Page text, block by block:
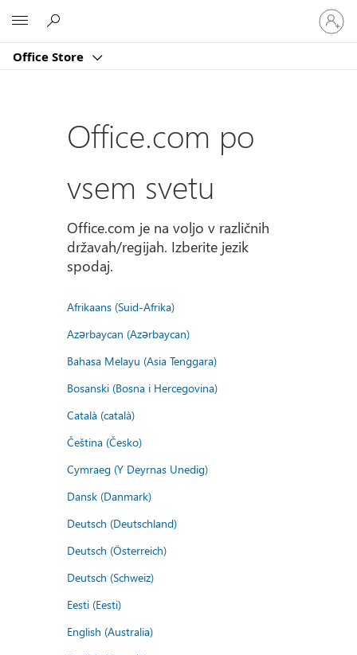
Office Store
Vpišite
se
v
račun
Office.com po
vsem svetu
Office.com je na voljo v različnih
državah/regijah. Izberite jezik
spodaj.
Afrikaans (Suid-Afrika)
Azərbaycan (Azərbaycan)
Bahasa Melayu (Asia Tenggara)
Bosanski (Bosna i Hercegovina)
Català (català)
Čeština (Česko)
Cymraeg (Y Deyrnas Unedig)
Dansk (Danmark)
Deutsch (Deutschland)
Deutsch (Österreich)
Deutsch (Schweiz)
Eesti (Eesti)
English (Australia)